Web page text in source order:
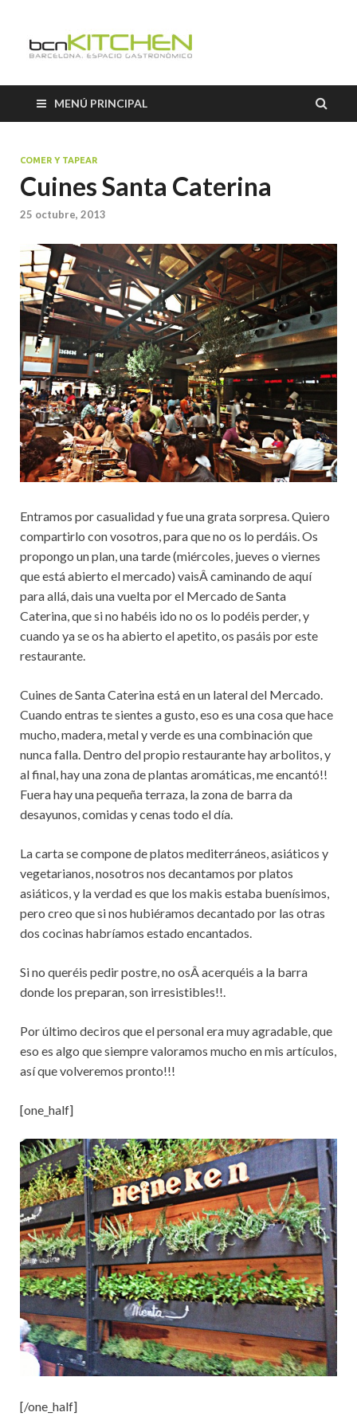
MENÚ PRINCIPAL
COMER Y TAPEAR
Cuines Santa Caterina
25 octubre, 2013
Entramos por casualidad y fue una grata sorpresa. Quiero
compartirlo con vosotros, para que no os lo perdáis. Os
propongo un plan, una tarde (miércoles, jueves o viernes
que está abierto el mercado) vaisÂ caminando de aquí
para allá, dais una vuelta por el Mercado de Santa
Caterina, que si no habéis ido no os lo podéis perder, y
cuando ya se os ha abierto el apetito, os pasáis por este
restaurante.
Cuines de Santa Caterina está en un lateral del Mercado.
Cuando entras te sientes a gusto, eso es una cosa que hace
mucho, madera, metal y verde es una combinación que
nunca falla. Dentro del propio restaurante hay arbolitos, y
al final, hay una zona de plantas aromáticas, me encantó!!
Fuera hay una pequeña terraza, la zona de barra da
desayunos, comidas y cenas todo el día.
La carta se compone de platos mediterráneos, asiáticos y
vegetarianos, nosotros nos decantamos por platos
asiáticos, y la verdad es que los makis estaba buenísimos,
pero creo que si nos hubiéramos decantado por las otras
dos cocinas habríamos estado encantados.
Si no queréis pedir postre, no osÂ acerquéis a la barra
donde los preparan, son irresistibles!!.
Por último deciros que el personal era muy agradable, que
eso es algo que siempre valoramos mucho en mis artículos,
así que volveremos pronto!!!
[one_half]
[/one_half]